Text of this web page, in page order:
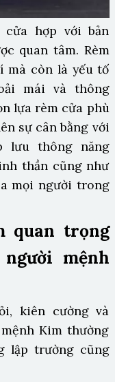
hợp với bản
quan tâm. Rèm
mà còn là yếu tố
mái và thông
lựa rèm cửa phù
sự cân bằng với
lưu thông năng
thần cũng như
mọi người trong
quan trọng
mệnh
kiên cường và
Kim thường
lập trường cũng